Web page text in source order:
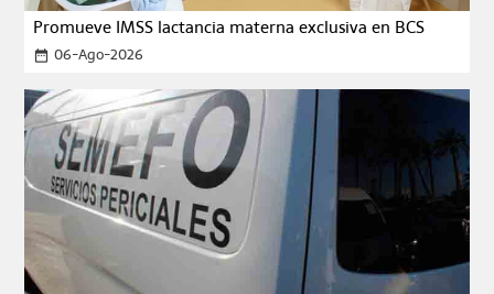
Promueve IMSS lactancia materna exclusiva en BCS
date_range 06-Ago-2026